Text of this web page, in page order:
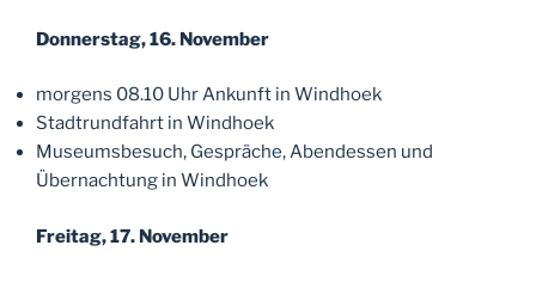
Donnerstag, 16. November
morgens 08.10 Uhr Ankunft in Windhoek
Stadtrundfahrt in Windhoek
Museumsbesuch, Gespräche, Abendessen und
Übernachtung in Windhoek
Freitag, 17. November